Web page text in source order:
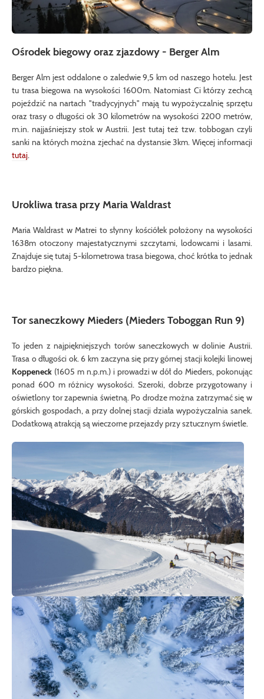
Ośrodek biegowy oraz zjazdowy - Berger Alm
Berger Alm jest oddalone o zaledwie 9,5 km od naszego hotelu. Jest
tu trasa biegowa na wysokości 1600m. Natomiast Ci którzy zechcą
pojeździć na nartach "tradycyjnych" mają tu wypożyczalnię sprzętu
oraz trasy o długości ok 30 kilometrów na wysokości 2200 metrów,
m.in. najjaśniejszy stok w Austrii. Jest tutaj też tzw. tobbogan czyli
sanki na których można zjechać na dystansie 3km. Więcej informacji
tutaj.
Urokliwa trasa przyMaria Waldrast
Maria Waldrast w Matrei to słynny kościółek położony na wysokości
1638m otoczony majestatycznymi szczytami, lodowcami i lasami.
Znajduje się tutaj 5-kilometrowa trasa biegowa, choć krótka to jednak
bardzo piękna.
Tor saneczkowy Mieders (Mieders Toboggan Run 9)
To jeden z najpiękniejszych torów saneczkowych w dolinie Austrii.
Trasa o długości ok. 6 km zaczyna się przy górnej stacji kolejki linowej
Koppeneck (1605 m n.p.m.) i prowadzi w dół do Mieders, pokonując
ponad 600 m różnicy wysokości. Szeroki, dobrze przygotowany i
oświetlony tor zapewnia świetną. Po drodze można zatrzymać się w
górskich gospodach, a przy dolnej stacji działa wypożyczalnia sanek.
Dodatkową atrakcją są wieczorne przejazdy przy sztucznym świetle.